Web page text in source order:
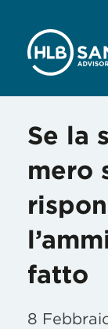
Se la
mero
fatto
8